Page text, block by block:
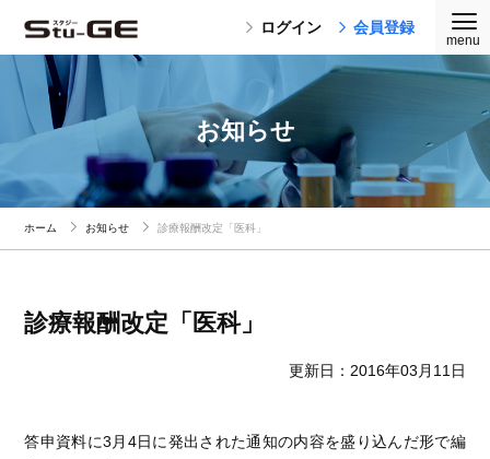
ログイン 会員登録
お知らせ
ホーム お知らせ 診療報酬改定「医科」
診療報酬改定「医科」
更新日：2016年03月11日
答申資料に3月4日に発出された通知の内容を盛り込んだ形で編